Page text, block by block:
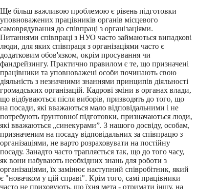
Ще більш важливою проблемою є рівень підготовки
уповноважених працівників органів місцевого
самоврядування до співпраці з організаціями.
Питаннями співпраці з НУО часто займаються випадкові
люди, для яких співпраця з організаціями часто є
додатковим обов'язком, окрім просування чи
фандрейзингу. Практично правилом є те, що призначені
працівники та уповноважені особи починають свою
діяльність з незначними знаннями принципів діяльності
громадських організацій. Кадрові зміни в органах влади,
що відбуваються після виборів, призводять до того, що
на посади, які вважаються мало відповідальними і не
потребують ґрунтовної підготовки, призначаються люди,
які вважаються „синекурами”. З нашого досвіду, особам,
призначеним на посаду відповідальних за співпрацю з
організаціями, не варто розраховувати на постійну
посаду. Занадто часто трапляється так, що до того часу,
як вони набувають необхідних знань для роботи з
організаціями, їх замінює наступний співробітник, який
є "новачком у цій справі". Крім того, самі працівники
часто не приховують, що їхня мета - отримати іншу, на